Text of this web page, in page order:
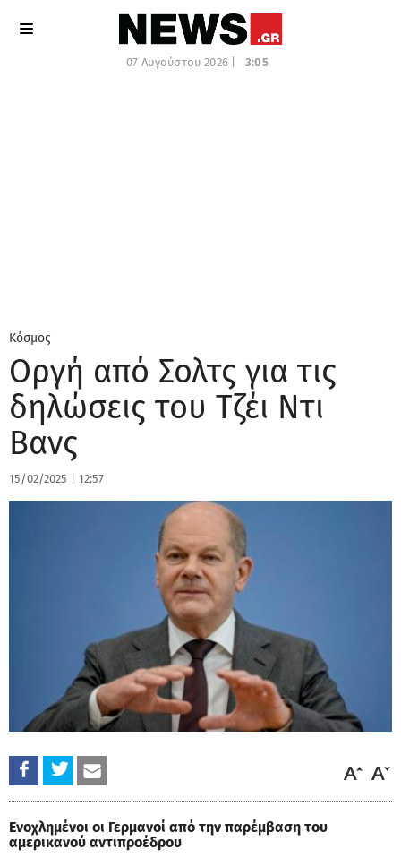
07 Αυγούστου 2026 | 3:05
Κόσμος
Οργή από Σολτς για τις
δηλώσεις του Τζέι Ντι
Βανς
15/02/2025 12:57
Ενοχλημένοι οι Γερμανοί από την παρέμβαση του
αμερικανού αντιπροέδρου